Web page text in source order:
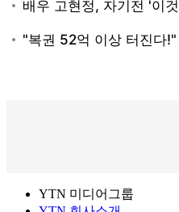
YTN 미디어그룹